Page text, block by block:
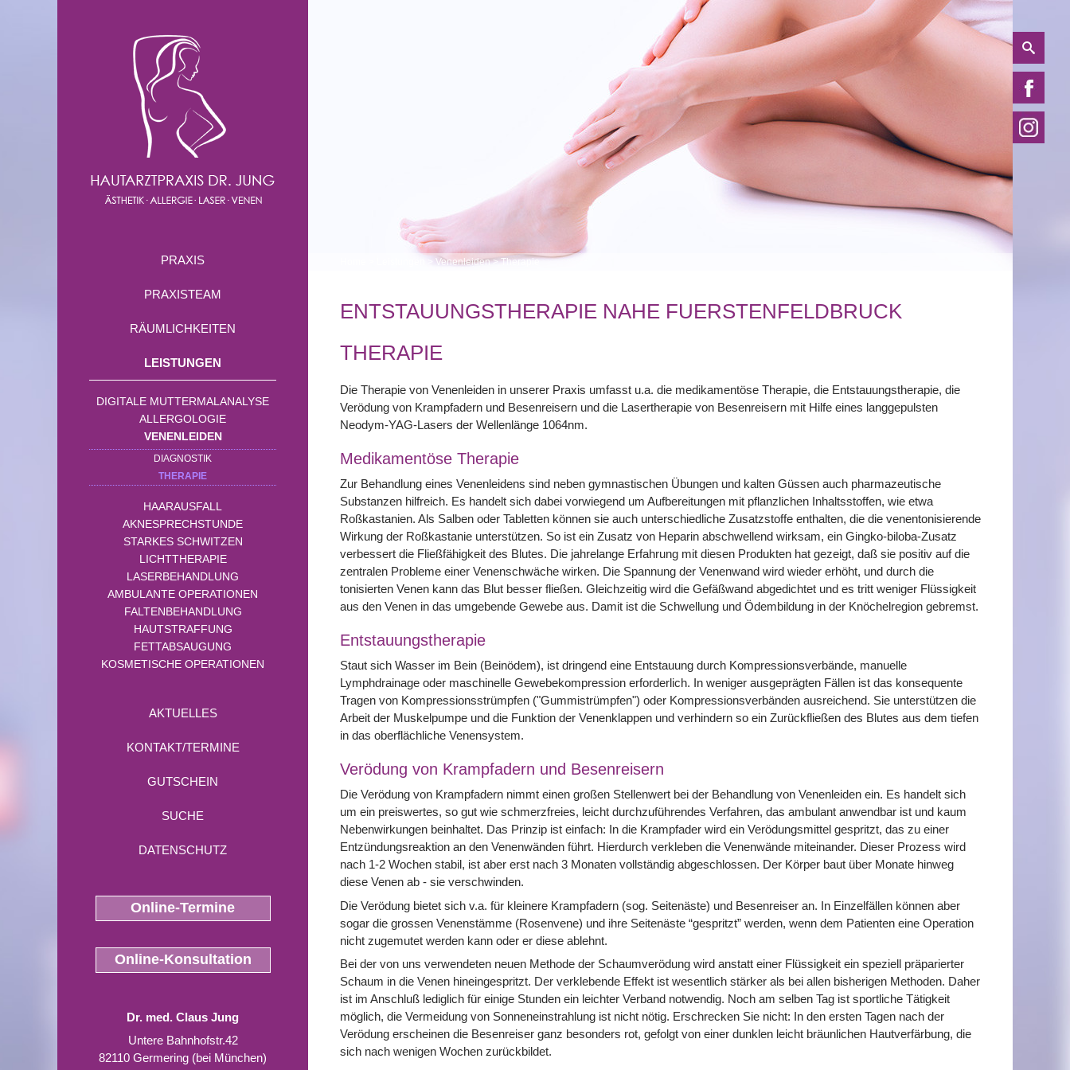
PRAXIS
PRAXISTEAM
RÄUMLICHKEITEN
LEISTUNGEN
DIGITALE MUTTERMALANALYSE
ALLERGOLOGIE
VENENLEIDEN
DIAGNOSTIK
THERAPIE
HAARAUSFALL
AKNESPRECHSTUNDE
STARKES SCHWITZEN
LICHTTHERAPIE
LASERBEHANDLUNG
AMBULANTE OPERATIONEN
FALTENBEHANDLUNG
HAUTSTRAFFUNG
FETTABSAUGUNG
KOSMETISCHE OPERATIONEN
AKTUELLES
KONTAKT/TERMINE
GUTSCHEIN
SUCHE
DATENSCHUTZ
Online-Termine
Online-Konsultation
Dr. med. Claus Jung
Untere Bahnhofstr.42
82110 Germering (bei München)
Venenleiden>Therapie
ENTSTAUUNGSTHERAPIE NAHE FUERSTENFELDBRUCK
THERAPIE
Die Therapie von Venenleiden in unserer Praxis umfasst u.a. die medikamentöse Therapie, die Entstauungstherapie, die
Verödung von Krampfadern und Besenreisern und die Lasertherapie von Besenreisern mit Hilfe eines langgepulsten
Neodym-YAG-Lasers der Wellenlänge 1064nm.
Medikamentöse Therapie
Zur Behandlung eines Venenleidens sind neben gymnastischen Übungen und kalten Güssen auch pharmazeutische
Substanzen hilfreich. Es handelt sich dabei vorwiegend um Aufbereitungen mit pflanzlichen Inhaltsstoffen, wie etwa
Roßkastanien. Als Salben oder Tabletten können sie auch unterschiedliche Zusatzstoffe enthalten, die die venentonisierende
Wirkung der Roßkastanie unterstützen. So ist ein Zusatz von Heparin abschwellend wirksam, ein Gingko-biloba-Zusatz
verbessert die Fließfähigkeit des Blutes. Die jahrelange Erfahrung mit diesen Produkten hat gezeigt, daß sie positiv auf die
zentralen Probleme einer Venenschwäche wirken. Die Spannung der Venenwand wird wieder erhöht, und durch die
tonisierten Venen kann das Blut besser fließen. Gleichzeitig wird die Gefäßwand abgedichtet und es tritt weniger Flüssigkeit
aus den Venen in das umgebende Gewebe aus. Damit ist die Schwellung und Ödembildung in der Knöchelregion gebremst.
Entstauungstherapie
Staut sich Wasser im Bein (Beinödem), ist dringend eine Entstauung durch Kompressionsverbände, manuelle
Lymphdrainage oder maschinelle Gewebekompression erforderlich. In weniger ausgeprägten Fällen ist das konsequente
Tragen von Kompressionsstrümpfen ("Gummistrümpfen") oder Kompressionsverbänden ausreichend. Sie unterstützen die
Arbeit der Muskelpumpe und die Funktion der Venenklappen und verhindern so ein Zurückfließen des Blutes aus dem tiefen
in das oberflächliche Venensystem.
Verödung von Krampfadern und Besenreisern
Die Verödung von Krampfadern nimmt einen großen Stellenwert bei der Behandlung von Venenleiden ein. Es handelt sich
um ein preiswertes, so gut wie schmerzfreies, leicht durchzuführendes Verfahren, das ambulant anwendbar ist und kaum
Nebenwirkungen beinhaltet. Das Prinzip ist einfach: In die Krampfader wird ein Verödungsmittel gespritzt, das zu einer
Entzündungsreaktion an den Venenwänden führt. Hierdurch verkleben die Venenwände miteinander. Dieser Prozess wird
nach 1-2 Wochen stabil, ist aber erst nach 3 Monaten vollständig abgeschlossen. Der Körper baut über Monate hinweg
diese Venen ab - sie verschwinden.
Die Verödung bietet sich v.a. für kleinere Krampfadern (sog. Seitenäste) und Besenreiser an. In Einzelfällen können aber
sogar die grossen Venenstämme (Rosenvene) und ihre Seitenäste “gespritzt” werden, wenn dem Patienten eine Operation
nicht zugemutet werden kann oder er diese ablehnt.
Bei der von uns verwendeten neuen Methode der Schaumverödung wird anstatt einer Flüssigkeit ein speziell präparierter
Schaum in die Venen hineingespritzt. Der verklebende Effekt ist wesentlich stärker als bei allen bisherigen Methoden. Daher
ist im Anschluß lediglich für einige Stunden ein leichter Verband notwendig. Noch am selben Tag ist sportliche Tätigkeit
möglich, die Vermeidung von Sonneneinstrahlung ist nicht nötig. Erschrecken Sie nicht: In den ersten Tagen nach der
Verödung erscheinen die Besenreiser ganz besonders rot, gefolgt von einer dunklen leicht bräunlichen Hautverfärbung, die
sich nach wenigen Wochen zurückbildet.